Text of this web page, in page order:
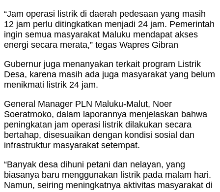
“Jam operasi listrik di daerah pedesaan yang masih
12 jam perlu ditingkatkan menjadi 24 jam. Pemerintah
ingin semua masyarakat Maluku mendapat akses
energi secara merata,” tegas Wapres Gibran
Gubernur juga menanyakan terkait program Listrik
Desa, karena masih ada juga masyarakat yang belum
menikmati listrik 24 jam.
General Manager PLN Maluku-Malut, Noer
Soeratmoko, dalam laporannya menjelaskan bahwa
peningkatan jam operasi listrik dilakukan secara
bertahap, disesuaikan dengan kondisi sosial dan
infrastruktur masyarakat setempat.
“Banyak desa dihuni petani dan nelayan, yang
biasanya baru menggunakan listrik pada malam hari.
Namun, seiring meningkatnya aktivitas masyarakat di